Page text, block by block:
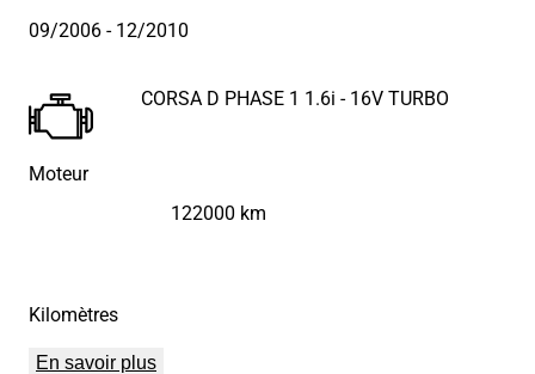
09/2006- 12/2010
Moteur
CORSA D PHASE 1 1.6i - 16V TURBO
Kilomètres
122000 km
En savoir plus